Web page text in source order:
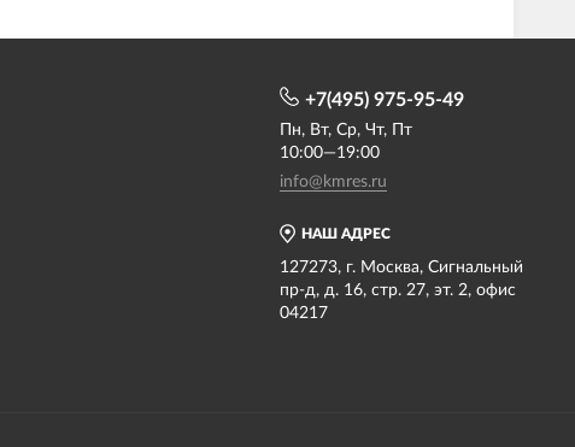
НАШ АДРЕС
127273, г. Москва, Сигнальный
пр-д, д. 16, стр. 27, эт. 2, офис
04217
+7(495) 975-95-49
Пн, Вт, Ср, Чт, Пт
10:00—19:00
info@kmres.ru